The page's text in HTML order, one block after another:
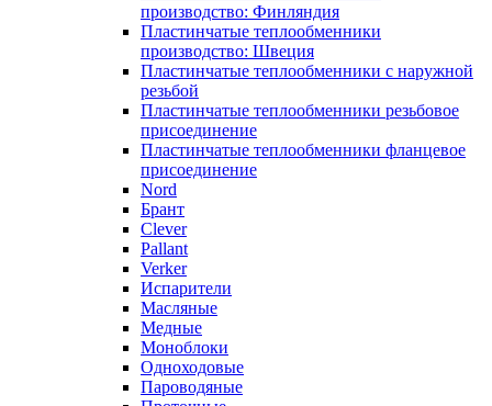
производство: Финляндия
Пластинчатые теплообменники
производство: Швеция
Пластинчатые теплообменники с наружной
резьбой
Пластинчатые теплообменники резьбовое
присоединение
Пластинчатые теплообменники фланцевое
присоединение
Nord
Брант
Clever
Pallant
Verker
Испарители
Масляные
Медные
Моноблоки
Одноходовые
Пароводяные